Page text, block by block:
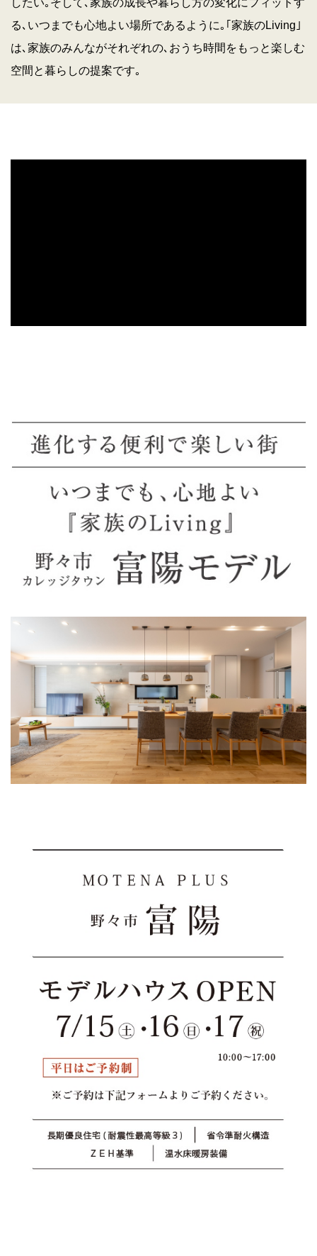
る､いつまでも心地よい場所であるように｡｢家族のLiving｣
は､家族のみんながそれぞれの､おうち時間をもっと楽しむ
空間と暮らしの提案です｡